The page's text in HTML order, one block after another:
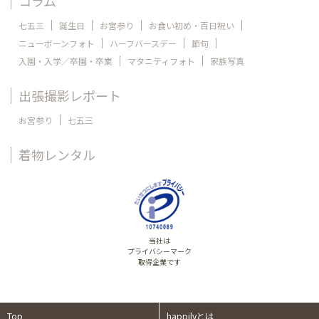
七五三 誕生日 お宮参り
お食い初め・百日祝い
ニューボーンフォト
ハーフバースデー
節句
入園・入学／卒園・卒業
マタニティフォト 家族写真
出張撮影レポート
お宮参り 七五三
着物レンタル
当社は
プライバシーマーク
取得企業です
Top happilyとは